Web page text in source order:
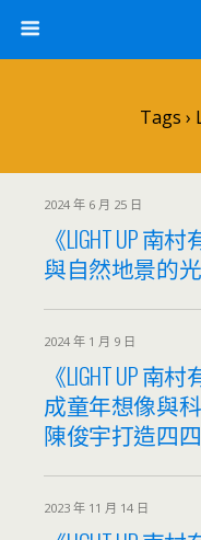
Tags ›
2024 年 6 月 25 日
《LIGHT UP 南
與自然地景的
2024 年 1 月 9 日
《LIGHT UP 南
成童年想像與
陳俊宇打造四
2023 年 11 月 14 日